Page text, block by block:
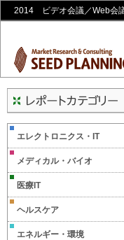
2014 ビデオ会議／Web会
エレクトロニクス・IT
メディカル・バイオ
医療IT
ヘルスケア
エネルギー・環境